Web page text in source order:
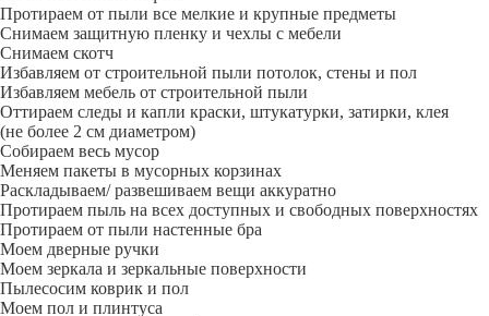
Протираем от пыли все мелкие и крупные предметы
Снимаем защитную пленку и чехлы с мебели
Снимаем скотч
Избавляем от строительной пыли потолок, стены и пол
Избавляем мебель от строительной пыли
Оттираем следы и капли краски, штукатурки, затирки, клея
(не более 2 см диаметром)
Собираем весь мусор
Меняем пакеты в мусорных корзинах
Раскладываем/ развешиваем вещи аккуратно
Протираем пыль на всех доступных и свободных поверхностях
Протираем от пыли настенные бра
Моем дверные ручки
Моем зеркала и зеркальные поверхности
Пылесосим коврик и пол
Моем пол и плинтуса